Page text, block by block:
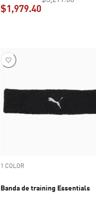
$1,979.40
1 COLOR
Banda de training Essentials